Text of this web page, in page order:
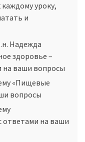
уроку,
и
Надежда
здоровье –
на ваши вопросы
«Пищевые
вопросы
ответами на ваши